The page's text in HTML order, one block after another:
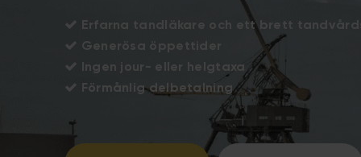

Erfarna tandläkare och ett brett
 Generösa öppettider

Ingen jour- eller helgtaxa

Förmånlig delbetalning